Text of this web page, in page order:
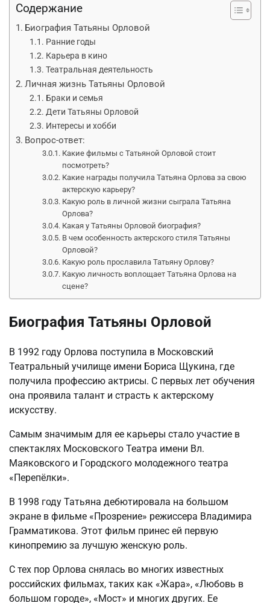
Содержание
Биография Татьяны Орловой
Ранние годы
Карьера в кино
Театральная деятельность
Личная жизнь Татьяны Орловой
Браки и семья
Дети Татьяны Орловой
Интересы и хобби
Вопрос-ответ:
Какие фильмы с Татьяной Орловой стоит
посмотреть?
Какие награды получила Татьяна Орлова за свою
актерскую карьеру?
Какую роль в личной жизни сыграла Татьяна
Орлова?
Какая у Татьяны Орловой биография?
В чем особенность актерского стиля Татьяны
Орловой?
Какую роль прославила Татьяну Орлову?
Какую личность воплощает Татьяна Орлова на
сцене?
Биография Татьяны Орловой
В 1992 году Орлова поступила в Московский
Театральный училище имени Бориса Щукина, где
получила профессию актрисы. С первых лет обучения
она проявила талант и страсть к актерскому
искусству.
Самым значимым для ее карьеры стало участие в
спектаклях Московского Театра имени Вл.
Маяковского и Городского молодежного театра
«Перепёлки».
В 1998 году Татьяна дебютировала на большом
экране в фильме «Прозрение» режиссера Владимира
Грамматикова. Этот фильм принес ей первую
кинопремию за лучшую женскую роль.
С тех пор Орлова снялась во многих известных
российских фильмах, таких как «Жара», «Любовь в
большом городе», «Мост» и многих других. Ее